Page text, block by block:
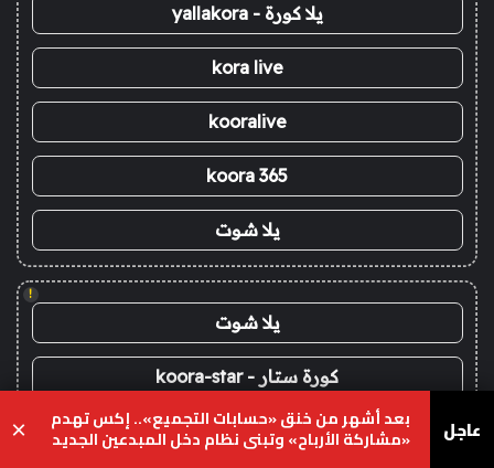
يلا كورة - yallakora
kora live
kooralive
koora 365
يلا شوت
!
يلا شوت
كورة ستار - koora-star
كورة جول - koora-goal عاجل بعد أشهر من خنق «حسابات التجميع».. إكس تهدم
«مشاركة الأرباح» وتبني نظام دخل المبدعين الجديد ×